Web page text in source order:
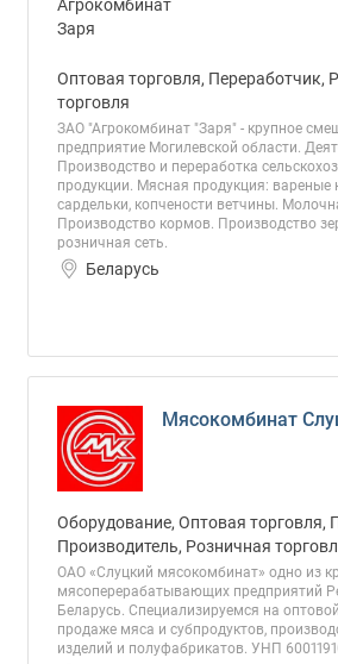
Оптовая торговля, Переработчик,
торговля
ЗАО "Агрокомбинат "Заря" - крупное
предприятие Могилевской области.
Производство и переработка
продукции. Мясная продукция: вареные
сардельки, копчености ветчины.
Производство кормов. Производство
розничная сеть.
Беларусь
Мясокомбинат
Оборудование, Оптовая торговля,
Производитель, Розничная
ОАО «Слуцкий мясокомбинат» одно из
мясоперерабатывающих предприятий
Беларусь. Специализируемся на
продаже мяса и субпродуктов,
изделий и полуфабрикатов. УНП